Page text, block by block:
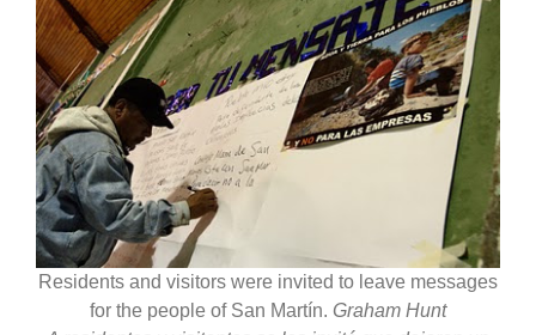
Residents and visitors were invited to leave messages
for the people of San Martín. Graham Hunt